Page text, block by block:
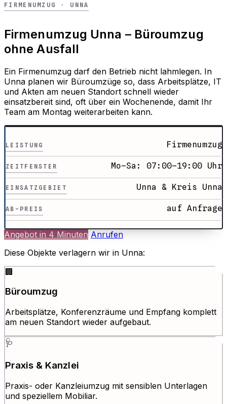
FIRMENUMZUG · UNNA
Firmenumzug Unna – Büroumzug
ohne Ausfall
Ein Firmenumzug darf den Betrieb nicht lahmlegen. In
Unna planen wir Büroumzüge so, dass Arbeitsplätze, IT
und Akten am neuen Standort schnell wieder
einsatzbereit sind, oft über ein Wochenende, damit Ihr
Team am Montag weiterarbeiten kann.
LEISTUNG Firmenumzug
ZEITFENSTER Mo–Sa: 07:00–19:00 Uhr
EINSATZGEBIET Unna & Kreis Unna
AB-PREIS auf Anfrage
Angebot in 4 Minuten Anrufen
Diese Objekte verlagern wir in Unna:
🏢
Büroumzug
Arbeitsplätze, Konferenzräume und Empfang komplett
am neuen Standort wieder aufgebaut.
🩺
Praxis & Kanzlei
Praxis- oder Kanzleiumzug mit sensiblen Unterlagen
und speziellem Mobiliar.